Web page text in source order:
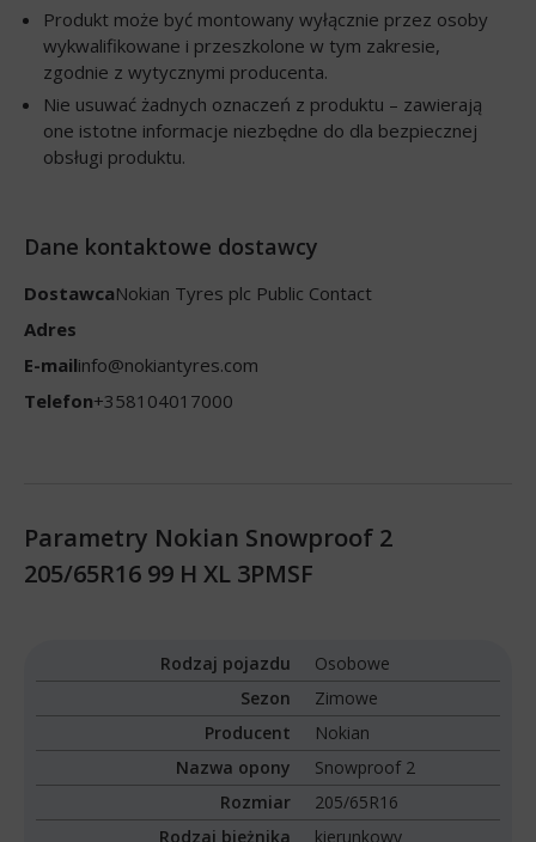
Produkt może być montowany wyłącznie przez osoby
wykwalifikowane i przeszkolone w tym zakresie,
zgodnie z wytycznymi producenta.
Nie usuwać żadnych oznaczeń z produktu – zawierają
one istotne informacje niezbędne do dla bezpiecznej
obsługi produktu.
Dane kontaktowe dostawcy
DostawcaNokian Tyres plc Public Contact
Adres
E-mailinfo@nokiantyres.com
Telefon+358104017000
Parametry Nokian Snowproof 2
205/65R16 99 H XL 3PMSF
Rodzaj pojazdu
Osobowe
Sezon
Zimowe
Producent
Nokian
Nazwa opony
Snowproof 2
Rozmiar
205/65R16
Rodzaj bieżnika
kierunkowy